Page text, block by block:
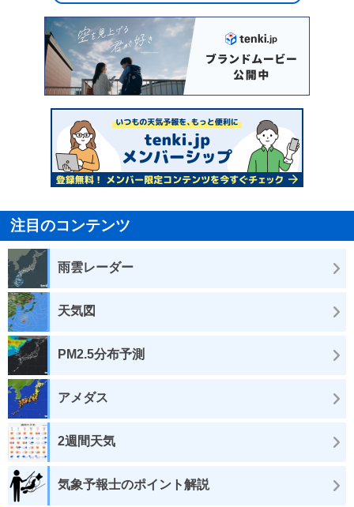
注目のコンテンツ
雨雲レーダー
天気図
PM2.5分布予測
アメダス
2週間天気
気象予報士のポイント解説